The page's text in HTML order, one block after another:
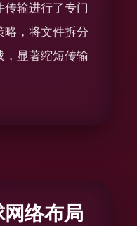
输进行了专门
略，将文件拆分
，显著缩短传输
络布局